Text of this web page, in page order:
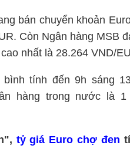
bán chuyển khoản
Còn Ngân hàng MSB
nhất là 28.264 VND/
tính đến 9h sáng
hàng trong nước là 1
tỷ giá Euro chợ đen